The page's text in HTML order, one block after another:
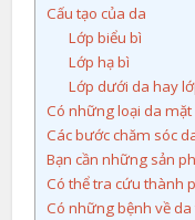
Cấu tạo của da
Lớp biểu bì
Lớp hạ bì
Lớp dưới da hay
Có những loại da mặt
Các bước chăm sóc
Bạn cần những sản
Có thể tra cứu thành
Có những bệnh về